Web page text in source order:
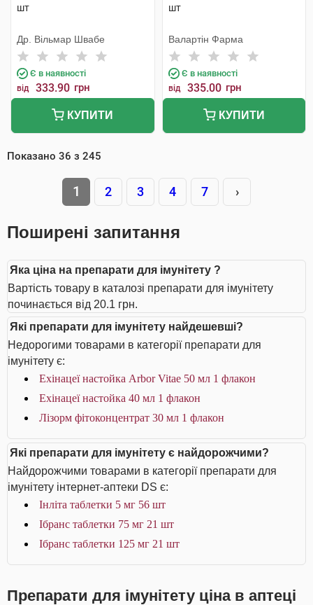
шт
Др. Вільмар Швабе
Є в наявності
від 333.90 грн
КУПИТИ
шт
Валартін Фарма
Є в наявності
від 335.00 грн
КУПИТИ
Показано 36 з 245
1 2 3 4 7 ›
Поширені запитання
Яка ціна на препарати для імунітету ?
Вартість товару в каталозі препарати для імунітету
починається від 20.1 грн.
Які препарати для імунітету найдешевші?
Недорогими товарами в категорії препарати для
імунітету є:
Ехінацеї настойка Arbor Vitae 50 мл 1 флакон
Ехінацеї настойка 40 мл 1 флакон
Лізорм фітоконцентрат 30 мл 1 флакон
Які препарати для імунітету є найдорожчими?
Найдорожчими товарами в категорії препарати для
імунітету інтернет-аптеки DS є:
Інліта таблетки 5 мг 56 шт
Ібранс таблетки 75 мг 21 шт
Ібранс таблетки 125 мг 21 шт
Препарати для імунітету ціна в аптеці